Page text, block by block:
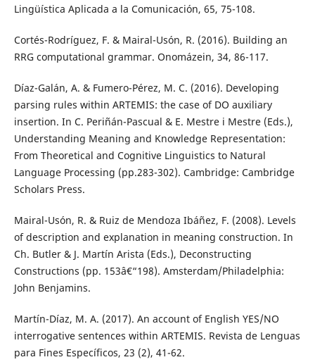
Lingüística Aplicada a la Comunicación, 65, 75-108.
Cortés-Rodríguez, F. & Mairal-Usón, R. (2016). Building an
RRG computational grammar. Onomázein, 34, 86-117.
Díaz-Galán, A. & Fumero-Pérez, M. C. (2016). Developing
parsing rules within ARTEMIS: the case of DO auxiliary
insertion. In C. Periñán-Pascual & E. Mestre i Mestre (Eds.),
Understanding Meaning and Knowledge Representation:
From Theoretical and Cognitive Linguistics to Natural
Language Processing (pp.283-302). Cambridge: Cambridge
Scholars Press.
Mairal-Usón, R. & Ruiz de Mendoza Ibáñez, F. (2008). Levels
of description and explanation in meaning construction. In
Ch. Butler & J. Martín Arista (Eds.), Deconstructing
Constructions (pp. 153â€“198). Amsterdam/Philadelphia:
John Benjamins.
Martín-Díaz, M. A. (2017). An account of English YES/NO
interrogative sentences within ARTEMIS. Revista de Lenguas
para Fines Específicos, 23 (2), 41-62.